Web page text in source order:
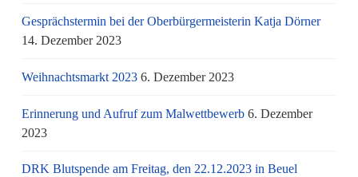
Gesprächstermin bei der Oberbürgermeisterin Katja Dörner
14. Dezember 2023
Weihnachtsmarkt 2023 6. Dezember 2023
Erinnerung und Aufruf zum Malwettbewerb 6. Dezember
2023
DRK Blutspende am Freitag, den 22.12.2023 in Beuel